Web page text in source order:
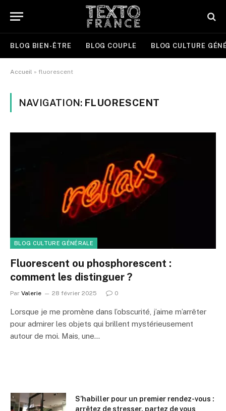
BLOG BIEN-ÊTRE BLOG COUPLE BLOG CULTURE
Accueil » fluorescent
NAVIGATION: FLUORESCENT
BLOG CULTURE GÉNÉRALE
Fluorescent ou phosphorescent :
comment les distinguer ?
Par Valerie 28 février 2025 0
Lorsque je me promène dans l’obscurité, j’aime m’arrêter
pour admirer les objets qui brillent mystérieusement
autour de moi. Mais, une…
S’habiller pour un premier rendez-vous :
arrêtez de stresser, partez de vous